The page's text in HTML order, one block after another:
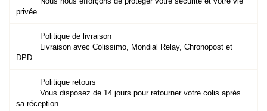
privée.
Politique de livraison
Livraison avec Colissimo, Mondial Relay, Chronopost et
DPD.
Politique retours
Vous disposez de 14 jours pour retourner votre colis après
sa réception.